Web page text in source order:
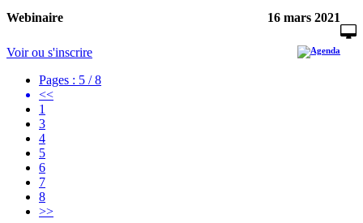
Webinaire 16 mars 2021
Voir ou s'inscrire
Pages : 5 / 8
<<
1
3
4
5
6
7
8
>>